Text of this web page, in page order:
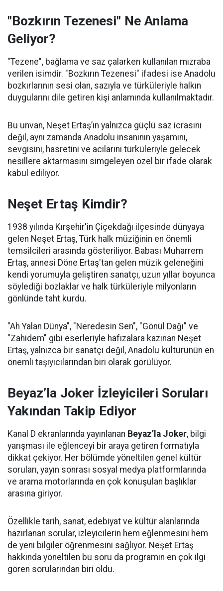
"Bozkırın Tezenesi" Ne Anlama
Geliyor?
"Tezene", bağlama ve saz çalarken kullanılan mızraba
verilen isimdir. "Bozkırın Tezenesi" ifadesi ise Anadolu
bozkırlarının sesi olan, sazıyla ve türküleriyle halkın
duygularını dile getiren kişi anlamında kullanılmaktadır.
Bu unvan, Neşet Ertaş’ın yalnızca güçlü saz icrasını
değil, aynı zamanda Anadolu insanının yaşamını,
sevgisini, hasretini ve acılarını türküleriyle gelecek
nesillere aktarmasını simgeleyen özel bir ifade olarak
kabul ediliyor.
Neşet Ertaş Kimdir?
1938 yılında Kırşehir'in Çiçekdağı ilçesinde dünyaya
gelen Neşet Ertaş, Türk halk müziğinin en önemli
temsilcileri arasında gösteriliyor. Babası Muharrem
Ertaş, annesi Döne Ertaş'tan gelen müzik geleneğini
kendi yorumuyla geliştiren sanatçı, uzun yıllar boyunca
söylediği bozlaklar ve halk türküleriyle milyonların
gönlünde taht kurdu.
"Ah Yalan Dünya", "Neredesin Sen", "Gönül Dağı" ve
"Zahidem" gibi eserleriyle hafızalara kazınan Neşet
Ertaş, yalnızca bir sanatçı değil, Anadolu kültürünün en
önemli taşıyıcılarından biri olarak görülüyor.
Beyaz’la Joker İzleyicileri Soruları
Yakından Takip Ediyor
Kanal D ekranlarında yayınlanan Beyaz’la Joker, bilgi
yarışması ile eğlenceyi bir araya getiren formatıyla
dikkat çekiyor. Her bölümde yöneltilen genel kültür
soruları, yayın sonrası sosyal medya platformlarında
ve arama motorlarında en çok konuşulan başlıklar
arasına giriyor.
Özellikle tarih, sanat, edebiyat ve kültür alanlarında
hazırlanan sorular, izleyicilerin hem eğlenmesini hem
de yeni bilgiler öğrenmesini sağlıyor. Neşet Ertaş
hakkında yöneltilen bu soru da programın en çok ilgi
gören sorularından biri oldu.